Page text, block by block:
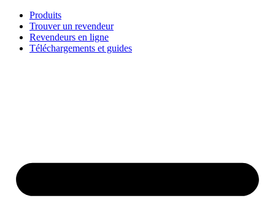
Aller
contenu
Produits
Trouver un revendeur
Revendeurs en ligne
Téléchargements et guides